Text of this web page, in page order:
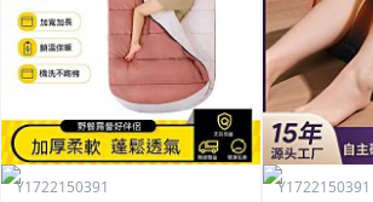
Y1722150391 Y1722150391